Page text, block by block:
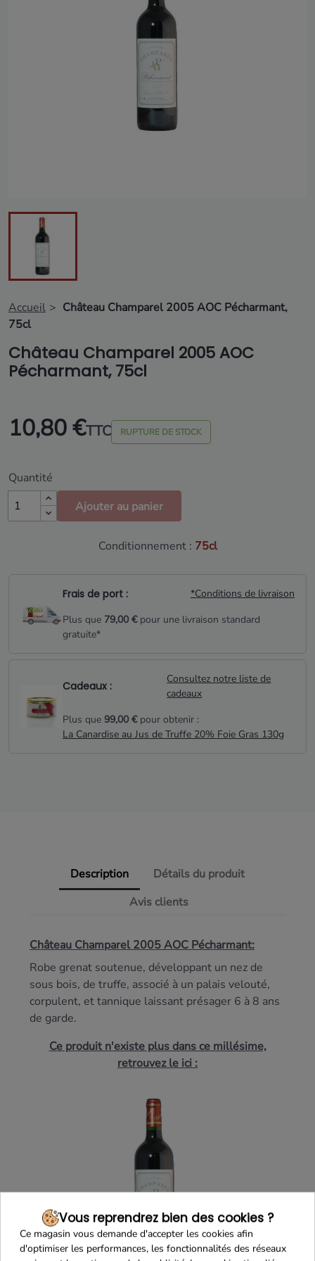
Accueil
Château Champarel 2005 AOC Pécharmant,
75cl
Château Champarel 2005 AOC
Pécharmant, 75cl
10,80 €TTC RUPTURE DE STOCK
Quantité
Ajouter au panier
Conditionnement : 75cl
Frais de port :
*Conditions de livraison
Plus que 79,00 €pour une livraison standard
gratuite*
Cadeaux :
Consultez notre liste de
cadeaux
Plus que 99,00 €pour obtenir :
La Canardise au Jus de Truffe 20% Foie Gras 130g
Description
Détails du produit
Avis clients
Château Champarel 2005 AOC Pécharmant:
Robe grenat soutenue, développant un nez de
sous bois, de truffe, associé à un palais velouté,
corpulent, et tannique laissant présager 6 à 8 ans
de garde.
Ce produit n'existe plus dans ce millésime,
retrouvez le ici :
Vous reprendrez bien des cookies ?
Ce magasin vous demande d'accepter les cookies afin
d'optimiser les performances, les fonctionnalités des réseaux